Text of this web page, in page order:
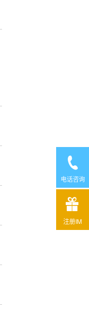
电话咨询
注册IM